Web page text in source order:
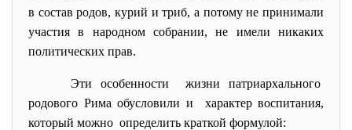
в состав родов, курий и триб, а потому не принимали
участия в народном собрании, не имели никаких
политических прав.
Эти особенности жизни патриархального
родового Рима обусловили и характер воспитания,
который можно определить краткой формулой: